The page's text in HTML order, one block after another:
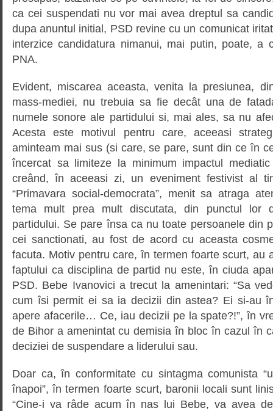
ca cei suspendati nu vor mai avea dreptul sa
dupa anuntul initial, PSD revine cu un comunicat
interzice candidatura nimanui, mai putin, poate, a
PNA.
Evident, miscarea aceasta, venita la presiunea,
mass-mediei, nu trebuia sa fie decât una de
numele sonore ale partidului si, mai ales, sa nu
Acesta este motivul pentru care, aceeasi
aminteam mai sus (si care, se pare, sunt din ce în
încercat sa limiteze la minimum impactul
creând, în aceeasi zi, un eveniment festivist al
“Primavara social-democrata”, menit sa atraga
tema mult prea mult discutata, din punctul lor
partidului. Se pare însa ca nu toate persoanele din
cei sanctionati, au fost de acord cu aceasta
facuta. Motiv pentru care, în termen foarte scurt, au
faptului ca disciplina de partid nu este, în ciuda
PSD. Bebe Ivanovici a trecut la amenintari: “Sa
cum îsi permit ei sa ia decizii din astea? Ei si-au
apere afacerile… Ce, iau decizii pe la spate?!”, în
de Bihor a amenintat cu demisia în bloc în cazul în
deciziei de suspendare a liderului sau.
Doar ca, în conformitate cu sintagma comunista
înapoi”, în termen foarte scurt, baronii locali sunt
“Cine-i va râde acum în nas lui Bebe, va avea